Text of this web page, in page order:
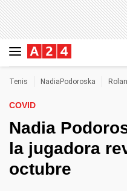
Tenis NadiaPodoroska
COVID
Nadia
la jugadora
octubre